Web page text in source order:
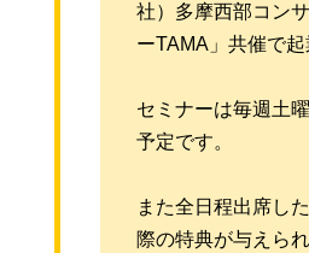
社）多摩西部コン
ーTAMA」共催で
セミナーは毎週土
予定です。
また全日程出席し
際の特典が与えら